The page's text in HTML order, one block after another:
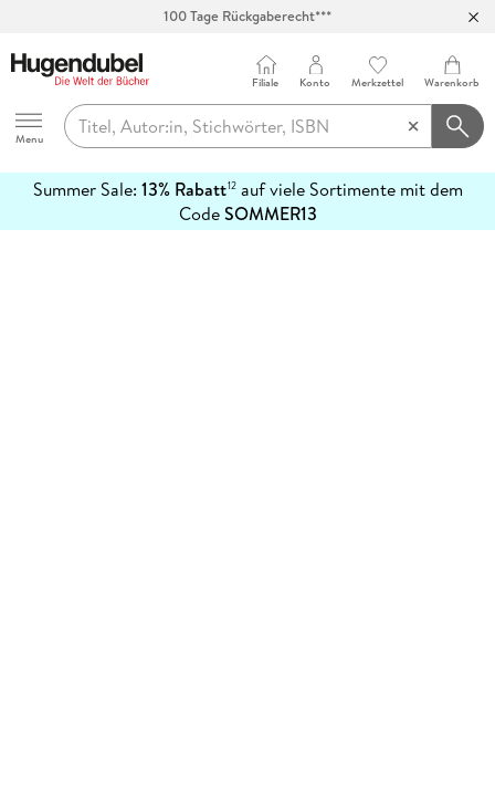
100 Tage Rückgaberecht***
Hugendubel
Menu
Filiale Konto Merkzettel Warenkorb
Summer Sale: 13% Rabatt12auf viele Sortimente mit dem
CodeSOMMER13
erfahren